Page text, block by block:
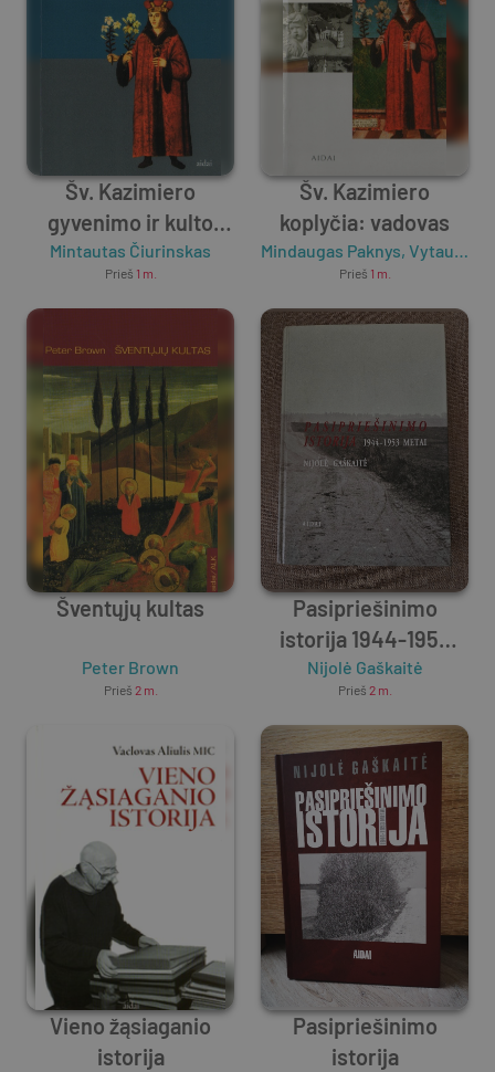
Šv. Kazimiero
gyvenimo ir kulto
šaltiniai
Mintautas Čiurinskas
Prieš 1 m.
Šv. Kazimiero
koplyčia: vadovas
Mindaugas Paknys, Vytautas Ališauskas
Prieš 1 m.
Šventųjų kultas
Peter Brown
Prieš 2 m.
Pasipriešinimo
istorija 1944-1953
metai
Nijolė Gaškaitė
Prieš 2 m.
Vieno žąsiaganio
istorija
Pasipriešinimo
istorija